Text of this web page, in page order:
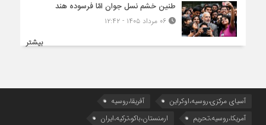
طنین خشم نسل جوان امّا فرسوده هند
۰۶ مرداد ۱۴۰۵ - ۱۲:۴۲
بیشتر
آسیای مرکزی،روسیه،اوکراین
آفریقا،روسیه
آمریکا،روسیه،تحریم
ارمنستان،باکو،ترکیه،ایران